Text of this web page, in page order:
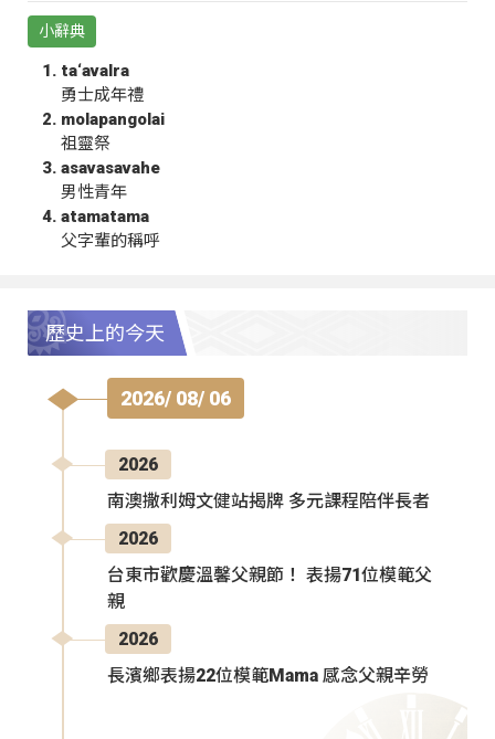
小辭典
ta‘avalra
勇士成年禮
molapangolai
祖靈祭
asavasavahe
男性青年
atamatama
父字輩的稱呼
歷史上的今天
2026/ 08/ 06
2026
南澳撒利姆文健站揭牌 多元課程陪伴長者
2026
台東市歡慶溫馨父親節！ 表揚71位模範父
親
2026
長濱鄉表揚22位模範Mama 感念父親辛勞